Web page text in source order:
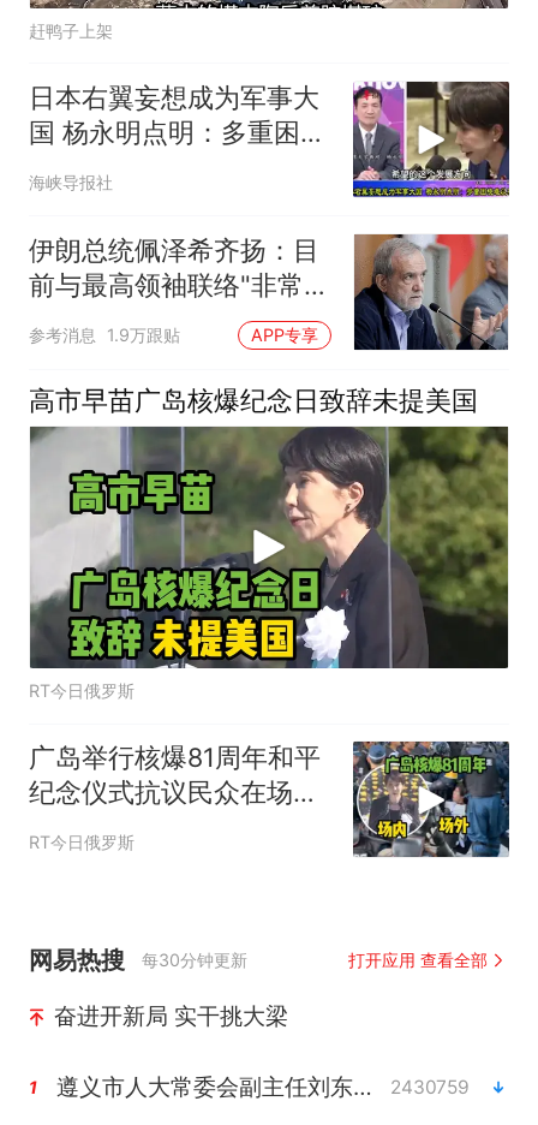
赶鸭子上架
日本右翼妄想成为军事大
国 杨永明点明：多重困境
难以破解
海峡导报社
伊朗总统佩泽希齐扬：目
前与最高领袖联络"非常困
难"
参考消息 1.9万跟贴 APP专享
高市早苗广岛核爆纪念日致辞未提美国
RT今日俄罗斯
广岛举行核爆81周年和平
纪念仪式抗议民众在场外
被驱离
RT今日俄罗斯
网易热搜 每30分钟更新 打开应用 查看全部
奋进开新局 实干挑大梁
1 遵义市人大常委会副主任刘东明被查 2430759